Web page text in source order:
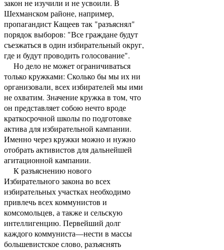
закон не изучили и не усвоили. В
Шехманском районе, например,
пропагандист Кащеев так "разъяснял"
порядок выборов: "Все граждане будут
съезжаться в один избирательный округ,
где и будут проводить голосование".
Но дело не может ограничиваться
только кружками: Сколько бы мы их ни
организовали, всех избирателей мы ими
не охватим. Значение кружка в том, что
он представляет собою нечто вроде
краткосрочной школы по подготовке
актива для избирательной кампании.
Именно через кружки можно и нужно
отобрать активистов для дальнейшей
агитационной кампании.
К разъяснению нового
Избирательного закона во всех
избирательных участках необходимо
привлечь всех коммунистов и
комсомольцев, а также и сельскую
интеллигенцию. Первейший долг
каждого коммуниста—нести в массы
большевистское слово, разъяснять